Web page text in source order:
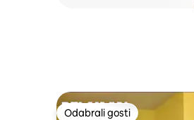
Odabrali gosti